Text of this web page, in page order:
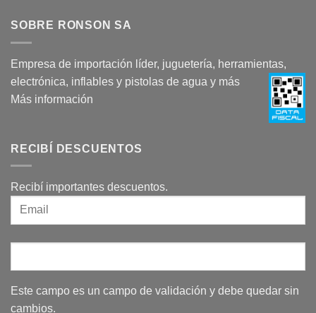
SOBRE RONSON SA
Empresa de importación líder, juguetería, herramientas,
electrónica, inflables y pistolas de agua y más
Más información
RECIBÍ DESCUENTOS
Recibí importantes descuentos.
Este campo es un campo de validación y debe quedar sin
cambios.